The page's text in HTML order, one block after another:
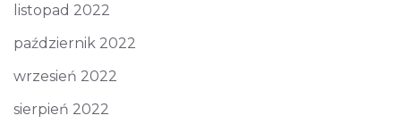
listopad 2022
październik 2022
wrzesień 2022
sierpień 2022